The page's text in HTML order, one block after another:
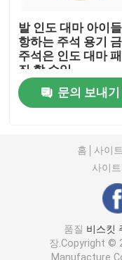
초콜릿 주석 박스
크기 크리스마스
금속 커피 주석
비어 있는 쿠키 주
식품 보관 통
발 인도 대마 아이
항하는 주석 용기
주석은 인도 대마
징 할 수있
문의 보내기
홈 사이
사이
품질 비스킷
장.Copyright ©
Manufacture